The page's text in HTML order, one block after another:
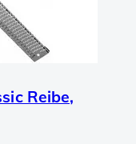
Reibe,